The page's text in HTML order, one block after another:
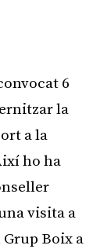
6
la
a la
ho ha
visita a
Boix a